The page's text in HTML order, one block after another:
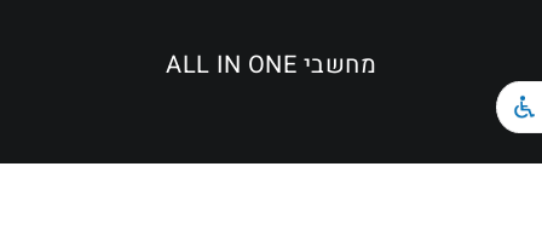
מחשבים ניידים
מחשבים נייחים וגיימינג
מחשבי ALL IN ONE